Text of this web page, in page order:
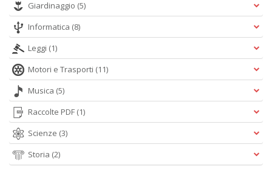
Giardinaggio (5)
Informatica (8)
Leggi (1)
Motori e Trasporti (11)
Musica (5)
Raccolte PDF (1)
Scienze (3)
Storia (2)